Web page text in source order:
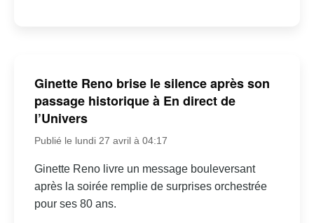
Ginette Reno brise le silence après son
passage historique à En direct de
l’Univers
Publié le lundi 27 avril à 04:17
Ginette Reno livre un message bouleversant
après la soirée remplie de surprises orchestrée
pour ses 80 ans.